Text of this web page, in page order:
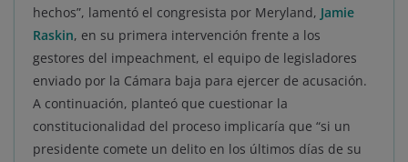
hechos”, lamentó el congresista por Meryland, Jamie
Raskin, en su primera intervención frente a los
gestores del impeachment, el equipo de legisladores
enviado por la Cámara baja para ejercer de acusación.
A continuación, planteó que cuestionar la
constitucionalidad del proceso implicaría que “si un
presidente comete un delito en los últimos días de su